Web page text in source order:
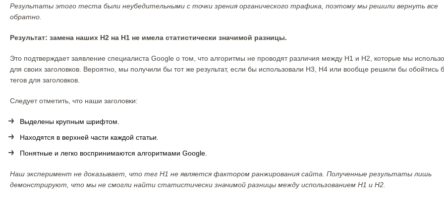
Результаты этого теста были неубедительными с точки зрения органического трафика, поэтому мы решили вернуть все
обратно.
Результат: замена наших H2 на H1 не имела статистически значимой разницы.
Это подтверждает заявление специалиста Google о том, что алгоритмы не проводят различия между H1 и H2, которые мы
для своих заголовков. Вероятно, мы получили бы тот же результат, если бы использовали H3, H4 или вообще решили бы обойтись
тегов для заголовков.
Следует отметить, что наши заголовки:
Выделены крупным шрифтом.
Находятся в верхней части каждой статьи.
Понятные и легко воспринимаются алгоритмами Google.
Наш эксперимент не доказывает, что тег H1 не является фактором ранжирования сайта. Полученные результаты лишь
демонстрируют, что мы не смогли найти статистически значимой разницы между использованием H1 и H2.